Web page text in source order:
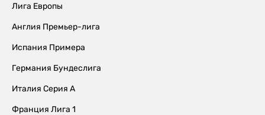
Лига Европы
Англия Премьер-лига
Испания Примера
Германия Бундеслига
Италия Серия А
Франция Лига 1